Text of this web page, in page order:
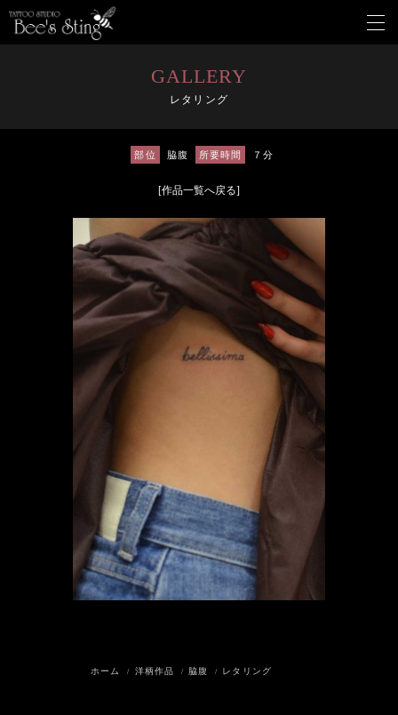
メ
ニ
GALLERY
レタリング
部位 脇腹 所要時間 ７分
ホーム 洋柄作品 脇腹 レタリング